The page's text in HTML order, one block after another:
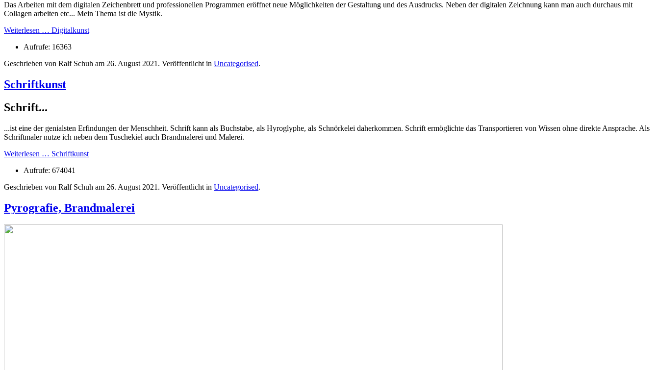
Das Arbeiten mit dem digitalen Zeichenbrett und professionellen Programmen eröffnet neue Möglichkeiten der Gestaltung und des Ausdrucks. Neben der digitalen Zeichnung kann man auch durchaus mit
Collagen arbeiten etc... Mein Thema ist die Mystik.
Weiterlesen … Digitalkunst
Aufrufe: 16363
Geschrieben von Ralf Schuh am 26. August 2021 . Veröffentlicht in Uncategorised.
Schriftkunst
Schrift...
...ist eine der genialsten Erfindungen der Menschheit. Schrift kann als Buchstabe, als Hyroglyphe, als Schnörkelei daherkommen. Schrift ermöglichte das Transportieren von Wissen ohne direkte Ansprache. Als
Schriftmaler nutze ich neben dem Tuschekiel auch Brandmalerei und Malerei.
Weiterlesen … Schriftkunst
Aufrufe: 674041
Geschrieben von Ralf Schuh am 26. August 2021 . Veröffentlicht in Uncategorised.
Pyrografie, Brandmalerei